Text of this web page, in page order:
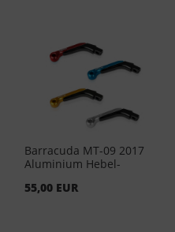
Barracuda MT-09 2017
Aluminium Hebel-
55,00 EUR